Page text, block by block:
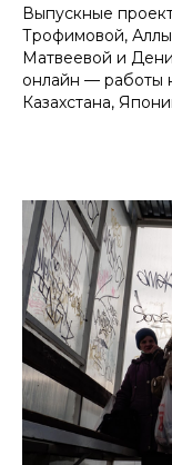
Выпускные
Трофимовой,
Матвеевой и
онлайн — работы
Казахстана,